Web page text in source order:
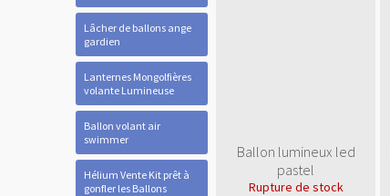
Lâcher de ballons ange
gardien
Lanternes Mongolfières
volante Lumineuse
Ballon volant air
swimmer
Hélium Vente Kit prêt à
gonfler les Ballons
Ballon lumineux led
pastel
Rupture de stock